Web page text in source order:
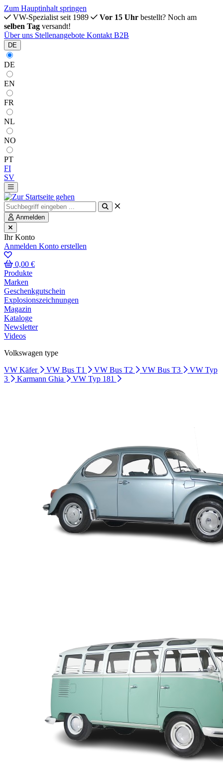
Zum Hauptinhalt springen
VW-Spezialist seit 1989
Vor 15 Uhr bestellt? Noch am
selben Tag versandt!
Über uns Stellenangebote Kontakt B2B
DE
DE
EN
FR
NL
NO
PT
FI
SV
Anmelden
Ihr Konto
Anmelden Konto erstellen
0,00 €
Produkte
Marken
Geschenkgutschein
Explosionszeichnungen
Magazin
Kataloge
Newsletter
Videos
Volkswagen type
VW Käfer
VW Bus T1 VW Bus T2 VW Bus T3
VW Typ
3
Karmann Ghia VW Typ 181